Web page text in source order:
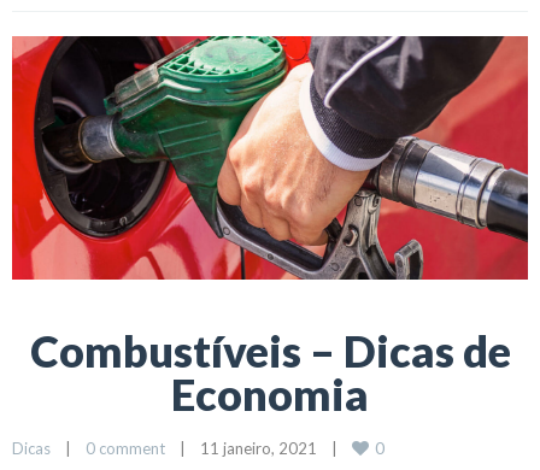
Combustíveis – Dicas de
Economia
Dicas | 0 comment | 11 janeiro, 2021 | 0